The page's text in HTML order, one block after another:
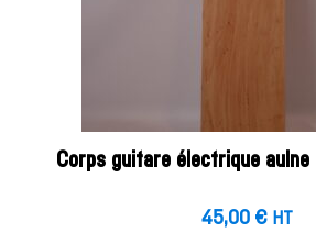
Corps guitare électrique
45,00 € HT